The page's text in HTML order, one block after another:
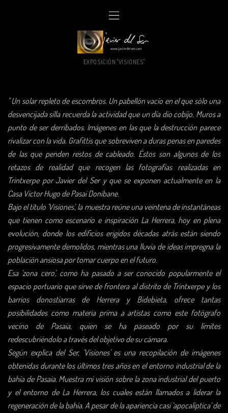
EXPOSICIÓN "VISIONES"
" Un solar repleto de escombros. Un pabellón vacío en el que sólo una
desvencijada silla recuerda la actividad que un día dio cobijo. Muros a
punto de ser derribados. Imágenes en las que la destrucción parece
rivalizar con la vida. Grafittis que sobreviven a duras penas en paredes
de las que penden restos de cableado. Éstos son algunos de los
retazos de realidad que recogen las fotografías realizadas en
Trintxerpe por Javier del Ser y que se exponen actualmente en la
Casa Victor Hugo de Pasai Donibane.
Bajo el título 'Visiones', la muestra reúne una veintena de instantáneas
que tienen como escenario e inspiración La Herrera, hoy en plena
evolución, donde los edificios erigidos décadas atrás están siendo
progresivamente demolidos, mientras una lluvia de ideas impregna la
población ansiosa por tomar cuerpo en el futuro.
Esa 'zona cero', como ha pasado a ser conocido popularmente el
espacio portuario que sirve de frontera al distrito de Trintxerpe y los
barrios donostiarras de Herrera y Bidebieta, ofrece tantas
posibilidades como materia prima a artistas como este fotógrafo
vecino de Pasaia, quien se ha paseado por su límites
redescubriéndolo a través del objetivo de su cámara.
Según explica del Ser, 'Visiones' es una recopilación de imágenes
obtenidas durante los últimos tres años en el entorno industrial de la
bahía de Pasaia. Muestra mi visión sobre la zona industrial del puerto
y el entorno de La Herrera, los cuales están llamados a liderar la
regeneración de la bahía. A pesar de la apariencia casi 'apocalíptica' de